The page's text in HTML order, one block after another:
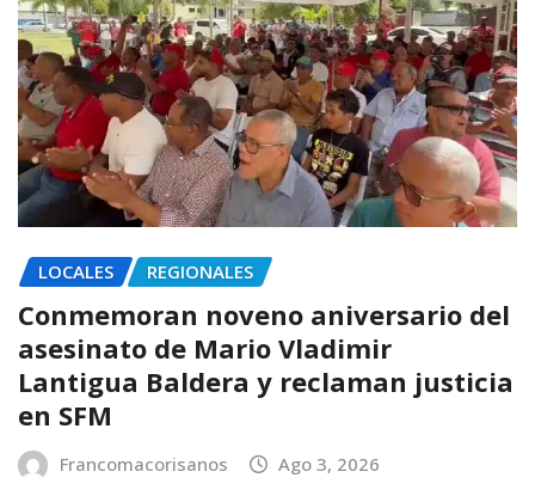
LOCALES REGIONALES
Conmemoran noveno aniversario del
asesinato de Mario Vladimir
Lantigua Baldera y reclaman justicia
en SFM
Francomacorisanos Ago 3, 2026